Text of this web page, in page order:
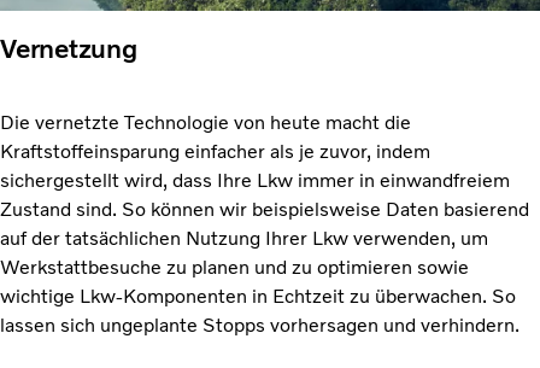
Vernetzung
Die vernetzte Technologie von heute macht die
Kraftstoffeinsparung einfacher als je zuvor, indem
sichergestellt wird, dass Ihre Lkw immer in einwandfreiem
Zustand sind. So können wir beispielsweise Daten basierend
auf der tatsächlichen Nutzung Ihrer Lkw verwenden, um
Werkstattbesuche zu planen und zu optimieren sowie
wichtige Lkw-Komponenten in Echtzeit zu überwachen. So
lassen sich ungeplante Stopps vorhersagen und verhindern.